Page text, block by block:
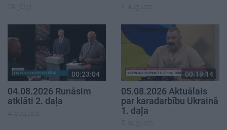
29. jūlijs 4. augusts
00:23:04
04.08.2026 Runāsim
atklāti 2. daļa
4. augusts
00:19:14
05.08.2026 Aktuālais
par karadarbību Ukrainā
1. daļa
5. augusts